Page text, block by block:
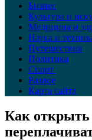
Бизнес
Культура и
Медицина и
Наука и
Путешествия
Политика
Спорт
Разное
Карта сайта
Как